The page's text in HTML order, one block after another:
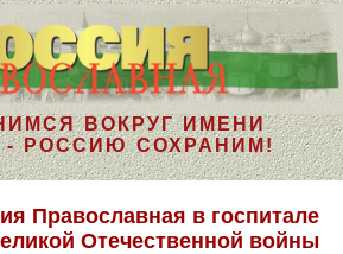
ВОКРУГ ИМЕНИ
- РОССИЮ СОХРАНИМ!
Православная в госпитале
Отечественной войны